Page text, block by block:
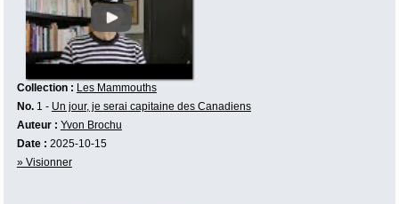
Collection : Les Mammouths
No.1 - Un jour, je serai capitaine des Canadiens
Auteur : Yvon Brochu
Date : 2025-10-15
» Visionner